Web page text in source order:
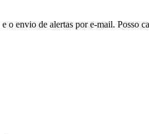
envio de alertas por e-mail. Posso